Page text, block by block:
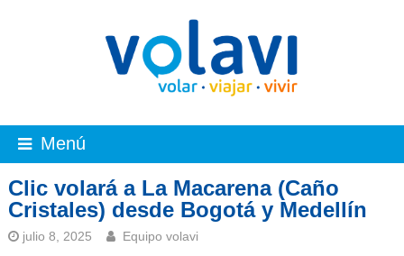
Menú
Clic volará a La Macarena (Caño
Cristales) desde Bogotá y Medellín
julio 8, 2025 Equipo volavi